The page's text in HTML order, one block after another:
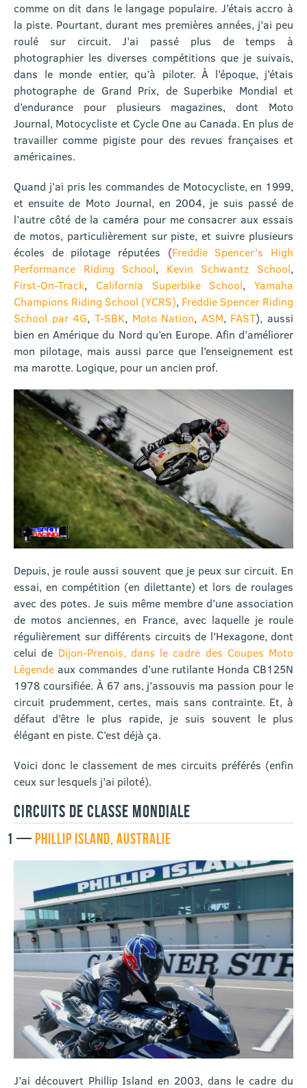
comme on dit dans le langage populaire. J’étais accro à
la piste. Pourtant, durant mes premières années, j’ai peu
roulé sur circuit. J’ai passé plus de temps à
photographier les diverses compétitions que je suivais,
dans le monde entier, qu’à piloter. À l’époque, j’étais
photographe de Grand Prix, de Superbike Mondial et
d’endurance pour plusieurs magazines, dont Moto
Journal, Motocycliste et Cycle One au Canada. En plus de
travailler comme pigiste pour des revues françaises et
américaines.
Quand j’ai pris les commandes de Motocycliste, en 1999,
et ensuite de Moto Journal, en 2004, je suis passé de
l’autre côté de la caméra pour me consacrer aux essais
de motos, particulièrement sur piste, et suivre plusieurs
écoles de pilotage réputées (Freddie Spencer’s High
Performance Riding School, Kevin Schwantz School,
First-On-Track, California Superbike School, Yamaha
Champions Riding School (YCRS), Freddie Spencer Riding
School par 4G, T-SBK, Moto Nation, ASM, FAST), aussi
bien en Amérique du Nord qu’en Europe. Afin d’améliorer
mon pilotage, mais aussi parce que l’enseignement est
ma marotte. Logique, pour un ancien prof.
Depuis, je roule aussi souvent que je peux sur circuit. En
essai, en compétition (en dilettante) et lors de roulages
avec des potes. Je suis même membre d’une association
de motos anciennes, en France, avec laquelle je roule
régulièrement sur différents circuits de l’Hexagone, dont
celui de Dijon-Prenois, dans le cadre des Coupes Moto
Légende aux commandes d’une rutilante Honda CB125N
1978 coursifiée. À 67 ans, j’assouvis ma passion pour le
circuit prudemment, certes, mais sans contrainte. Et, à
défaut d’être le plus rapide, je suis souvent le plus
élégant en piste. C’est déjà ça.
Voici donc le classement de mes circuits préférés (enfin
ceux sur lesquels j’ai piloté).
CIRCUITS DE CLASSE MONDIALE
1 — PHILLIP ISLAND, AUSTRALIE
J’ai découvert Phillip Island en 2003, dans le cadre du